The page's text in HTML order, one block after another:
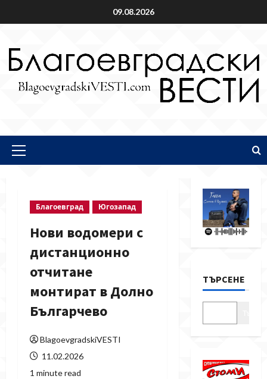
to
09.08.2026
Primary
Благоевград Югозапад
Нови водомери с
дистанционно
отчитане
монтират в Долно
Българчево
BlagoevgradskiVESTI
11.02.2026
1 minute read
ТЪРСЕНЕ